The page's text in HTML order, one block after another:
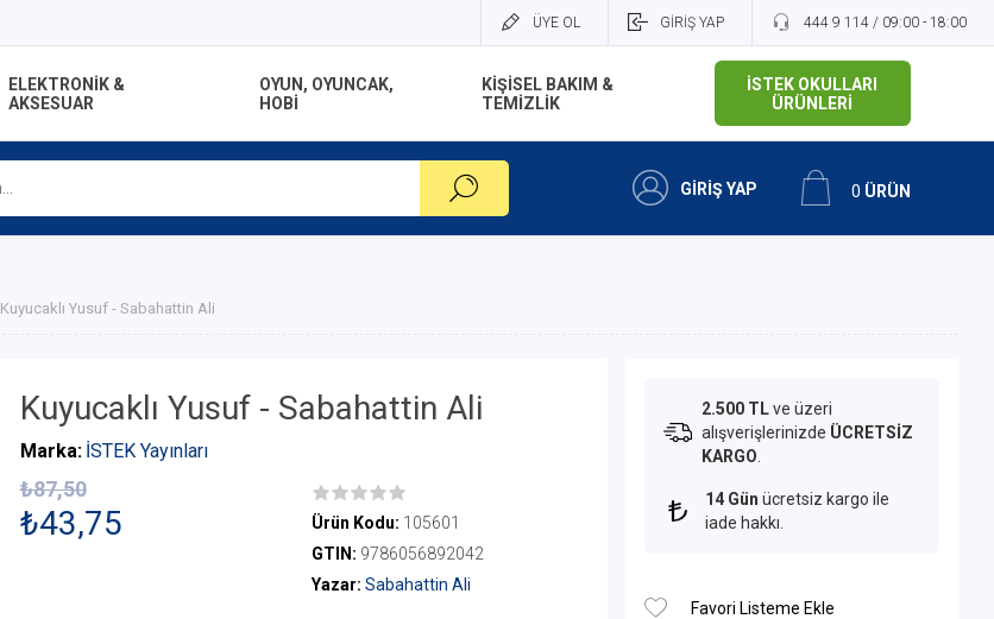
ÜYE OL GİRİŞ YAP 444 9 114 / 09:00 - 18:00
ELEKTRONİK &
AKSESUAR
OYUN, OYUNCAK,
HOBİ
KİŞİSEL BAKIM &
TEMİZLİK
İSTEK OKULLARI
ÜRÜNLERİ
GİRİŞ YAP 0 ÜRÜN
Kuyucaklı Yusuf - Sabahattin Ali
Kuyucaklı Yusuf - Sabahattin Ali
Marka: İSTEK Yayınları
₺43,75
₺87,50
Ürün Kodu: 105601
GTIN: 9786056892042
Yazar: Sabahattin Ali
2.500 TLve üzeri
alışverişlerinizde ÜCRETSİZ
KARGO
14 Gün ücretsiz kargo ile
iade hakkı.